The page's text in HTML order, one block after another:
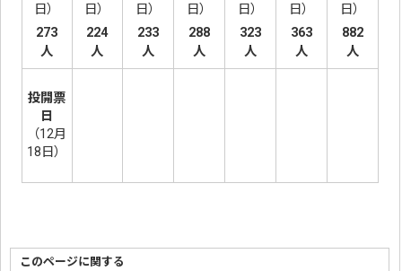
日）
273
人
日）
224
人
日）
233
人
日）
288
人
日）
323
人
日）
363
人
日）
882
人
投開票
日
（12月
18日）
このページに関する